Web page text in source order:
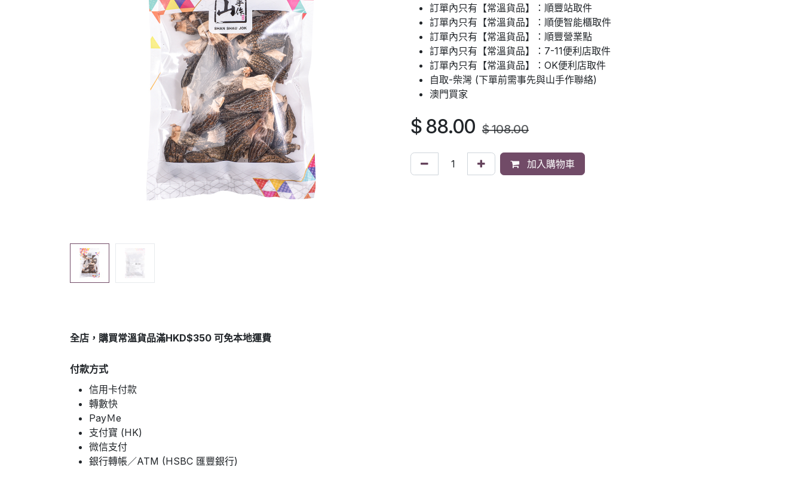
訂單內只有【常溫貨品】：順豐站取件
訂單內只有【常溫貨品】：順便智能櫃取件
訂單內只有【常溫貨品】：順豐營業點
訂單內只有【常溫貨品】：7-11便利店取件
訂單內只有【常溫貨品】：OK便利店取件
自取-柴灣 (下單前需事先與山手作聯絡)
澳門買家
$ 88.00 $108.00
加入購物車
全店，購買常溫貨品滿HKD$350 可免本地運費
付款方式
信用卡付款
轉數快
PayＭe
支付寶 (HK)
微信支付
銀行轉帳／ATM (HSBC 匯豐銀行)